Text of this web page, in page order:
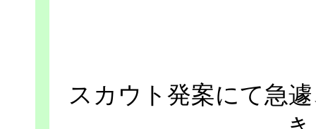
スカウト発案にて急